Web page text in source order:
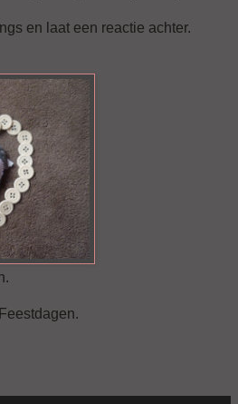
en laat een reactie achter.